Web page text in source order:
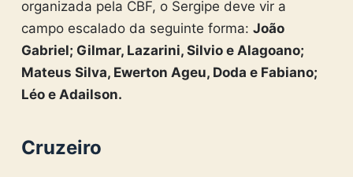
organizada pela CBF, o Sergipe deve vir a
campo escalado da seguinte forma: João
Gabriel; Gilmar, Lazarini, Silvio e Alagoano;
Mateus Silva, Ewerton Ageu, Doda e Fabiano;
Léo e Adailson.
Cruzeiro